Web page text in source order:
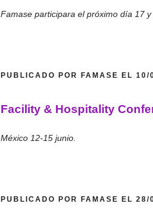
Famase participara el próximo día 17 y
PUBLICADO POR FAMASE EL 10/
Facility & Hospitality
México 12-15 junio.
PUBLICADO POR FAMASE EL 28/